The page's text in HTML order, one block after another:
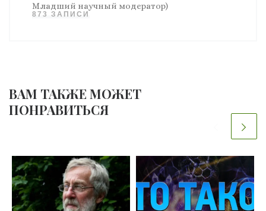
Младший научный модератор)
873 ЗАПИСИ
ВАМ ТАКЖЕ МОЖЕТ
ПОНРАВИТЬСЯ